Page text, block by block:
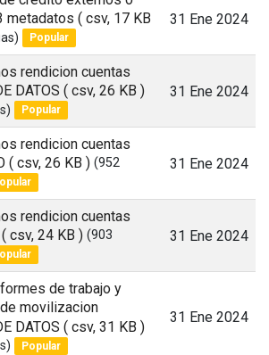
metadatos ( csv, 17 KB
Popular
31 Ene 2024
rendicion cuentas
DATOS ( csv, 26 KB )
Popular
31 Ene 2024
rendicion cuentas
( csv, 26 KB ) (952
31 Ene 2024
rendicion cuentas
( csv, 24 KB ) (903
31 Ene 2024
de trabajo y
movilizacion
DATOS ( csv, 31 KB )
Popular
31 Ene 2024